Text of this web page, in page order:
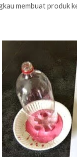
membuat produk